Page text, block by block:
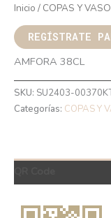
Inicio / COPAS Y
REGÍSTRATE
AMFORA 38CL
SKU: SU2403-
Categorías: COPAS Y